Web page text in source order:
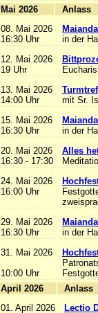
Mai 2026
08. Mai 2026
16:30 Uhr
in der
12. Mai 2026
19 Uhr
13. Mai 2026
14:00 Uhr
mit Sr.
15. Mai 2026
16:30 Uhr
in der
20. Mai 2026
16:30 - 17:30
Alles
24. Mai 2026
16:00 Uhr
29. Mai 2026
16:30 Uhr
in der
31. Mai 2026
10:00 Uhr
April 2026
01. April 2026
Lectio